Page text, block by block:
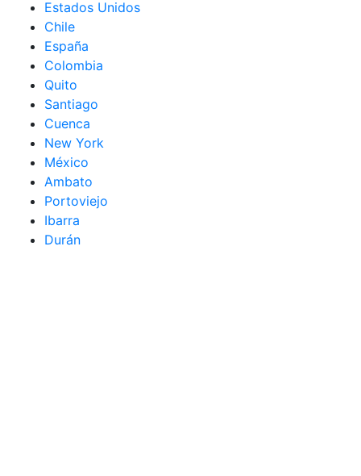
Estados Unidos
Chile
España
Colombia
Quito
Santiago
Cuenca
New York
México
Ambato
Portoviejo
Ibarra
Durán